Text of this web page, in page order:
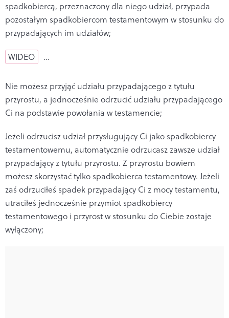
spadkobiercą, przeznaczony dla niego udział, przypada
pozostałym spadkobiercom testamentowym w stosunku do
przypadających im udziałów;
WIDEO …
Nie możesz przyjąć udziału przypadającego z tytułu
przyrostu, a jednocześnie odrzucić udziału przypadającego
Ci na podstawie powołania w testamencie;
Jeżeli odrzucisz udział przysługujący Ci jako spadkobiercy
testamentowemu, automatycznie odrzucasz zawsze udział
przypadający z tytułu przyrostu. Z przyrostu bowiem
możesz skorzystać tylko spadkobierca testamentowy. Jeżeli
zaś odrzuciłeś spadek przypadający Ci z mocy testamentu,
utraciłeś jednocześnie przymiot spadkobiercy
testamentowego i przyrost w stosunku do Ciebie zostaje
wyłączony;